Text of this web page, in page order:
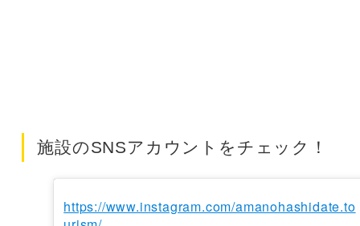
施設のSNSアカウントをチェック！
https://www.instagram.com/amanohashidate.to